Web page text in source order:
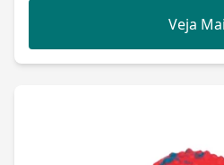
Veja